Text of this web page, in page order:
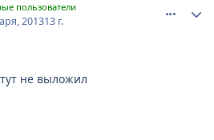
пользователи
201313 г.
не выложил